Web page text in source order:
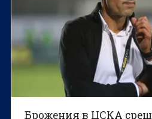
Брожения в ЦСКА